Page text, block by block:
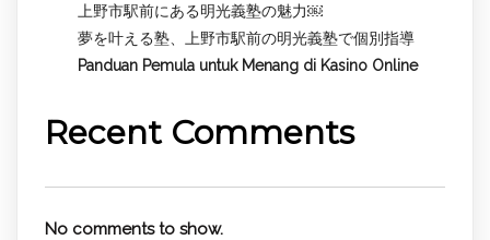
上野市駅前にある明光義塾の魅力￼
夢を叶える塾、上野市駅前の明光義塾で個別指導
Panduan Pemula untuk Menang di Kasino Online
Recent Comments
No comments to show.